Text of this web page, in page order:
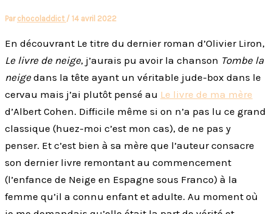
Par chocoladdict / 14 avril 2022
En découvrant Le titre du dernier roman d’Olivier Liron,
Le livre de neige, j’aurais pu avoir la chanson Tombe la
neige dans la tête ayant un véritable jude-box dans le
cervau mais j’ai plutôt pensé au Le livre de ma mère
d’Albert Cohen. Difficile même si on n’a pas lu ce grand
classique (huez-moi c’est mon cas), de ne pas y
penser. Et c’est bien à sa mère que l’auteur consacre
son dernier livre remontant au commencement
(l’enfance de Neige en Espagne sous Franco) à la
femme qu’il a connu enfant et adulte. Au moment où